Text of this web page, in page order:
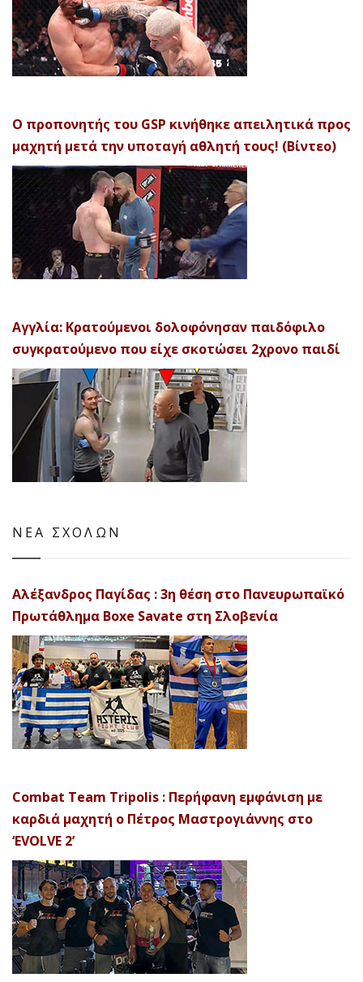
Ο προπονητής του GSP κινήθηκε απειλητικά προς
μαχητή μετά την υποταγή αθλητή τους! (Βίντεο)
Αγγλία: Κρατούμενοι δολοφόνησαν παιδόφιλο
συγκρατούμενο που είχε σκοτώσει 2χρονο παιδί
ΝΕΑ ΣΧΟΛΩΝ
Αλέξανδρος Παγίδας : 3η θέση στο Πανευρωπαϊκό
Πρωτάθλημα Boxe Savate στη Σλοβενία
Combat Team Tripolis : Περήφανη εμφάνιση με
καρδιά μαχητή ο Πέτρος Μαστρογιάννης στο
‘EVOLVE 2’